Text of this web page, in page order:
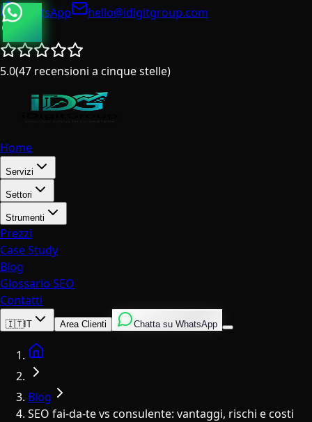
WhatsApp
hello@idigitgroup.com
5.0(47 recensioni a cinque stelle)
Home
Servizi
Settori
Strumenti
Prezzi
Case Study
Blog
Glossario SEO
Contatti
IngleseItalianoSpagnolo
🇮🇹IT Area Clienti Chatta su WhatsApp
Blog
SEO fai-da-te vs consulente: vantaggi, rischi e costi